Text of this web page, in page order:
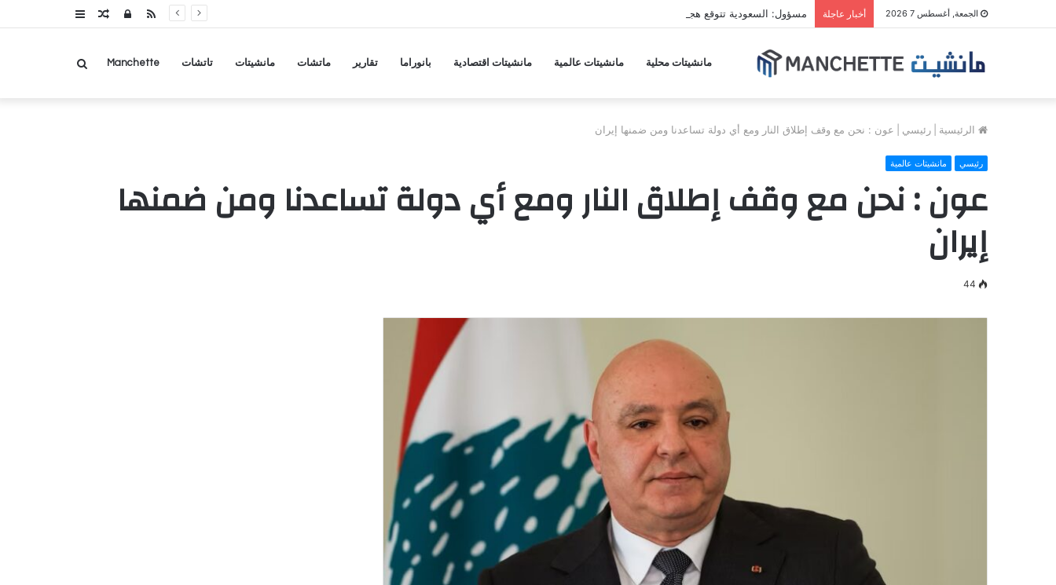
الجمعة, أغسطس 7 2026 أخبار عاجلة مسؤول: السعودية تتوقع هجمات منسقة من حلفاء لإيران عمودمقالتسجيلRSS
مانشيتات محلية مانشيتات عالمية مانشيتات اقتصادية بانوراما تقارير ماتشات مانشيتات تاتشات Manchette بحث
الرئيسية رئيسي عون : نحن مع وقف إطلاق النار ومع أي دولة تساعدنا ومن ضمنها إيران
رئيسي مانشيتات عالمية
عون : نحن مع وقف إطلاق النار ومع أي دولة تساعدنا ومن ضمنها
إيران
44